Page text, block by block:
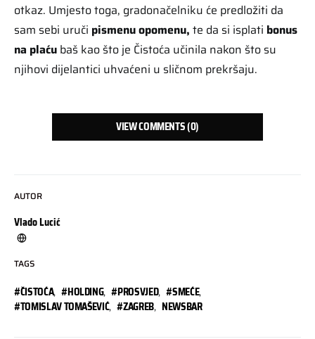
AUTOR
Vlado Lucić
TAGS
#ČISTOĆA, #HOLDING, #PROSVJED, #SMEĆE,
#TOMISLAV TOMAŠEVIĆ, #ZAGREB, NEWSBAR
otkaz. Umjesto toga, gradonačelniku će predložiti da
sam sebi uruči pismenu opomenu, te da si isplati bonus
na plaću baš kao što je Čistoća učinila nakon što su
njihovi dijelantici uhvaćeni u sličnom prekršaju.
VIEW COMMENTS (0)